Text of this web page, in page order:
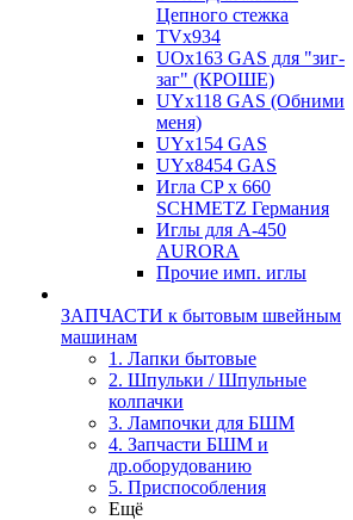
Цепного стежка
TVх934
UOx163 GAS для "зиг-
заг" (КРОШЕ)
UYx118 GAS (Обними
меня)
UYx154 GAS
UYx8454 GAS
Игла CP х 660
SCHMETZ Германия
Иглы для А-450
AURORA
Прочие имп. иглы
ЗАПЧАСТИ к бытовым швейным
машинам
1. Лапки бытовые
2. Шпульки / Шпульные
колпачки
3. Лампочки для БШМ
4. Запчасти БШМ и
др.оборудованию
5. Приспособления
Ещё